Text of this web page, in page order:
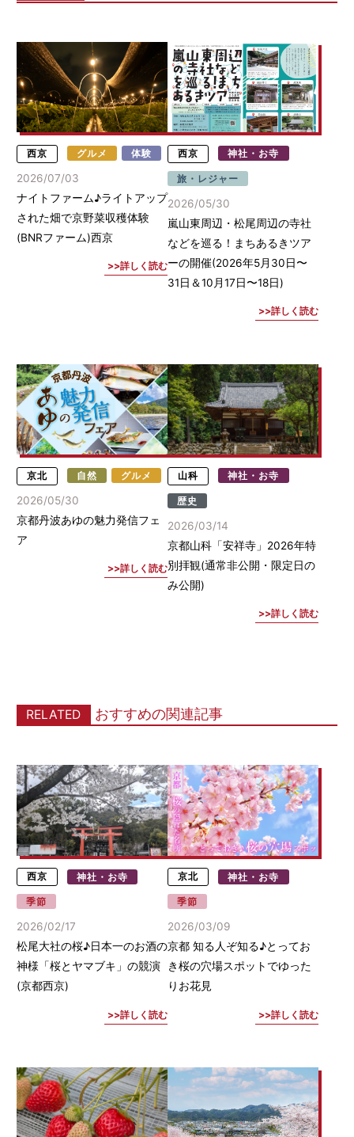
西京 グルメ 体験
2026/07/03
ナイトファーム♪ライトアップ
された畑で京野菜収穫体験
(BNRファーム)西京
詳しく読む
西京 神社・お寺
旅・レジャー
2026/05/30
嵐山東周辺・松尾周辺の寺社
などを巡る！まちあるきツア
ーの開催(2026年5月30日〜
31日＆10月17日〜18日)
詳しく読む
京北 自然 グルメ
2026/05/30
京都丹波あゆの魅力発信フェ
ア
詳しく読む
山科 神社・お寺
歴史
2026/03/14
京都山科「安祥寺」2026年特
別拝観(通常非公開・限定日の
み公開)
詳しく読む
RELATED おすすめの関連記事
西京 神社・お寺
季節
2026/02/17
松尾大社の桜♪日本一のお酒の
神様「桜とヤマブキ」の競演
(京都西京)
詳しく読む
京北 神社・お寺
季節
2026/03/09
京都 知る人ぞ知る♪とってお
き桜の穴場スポットでゆった
りお花見
詳しく読む